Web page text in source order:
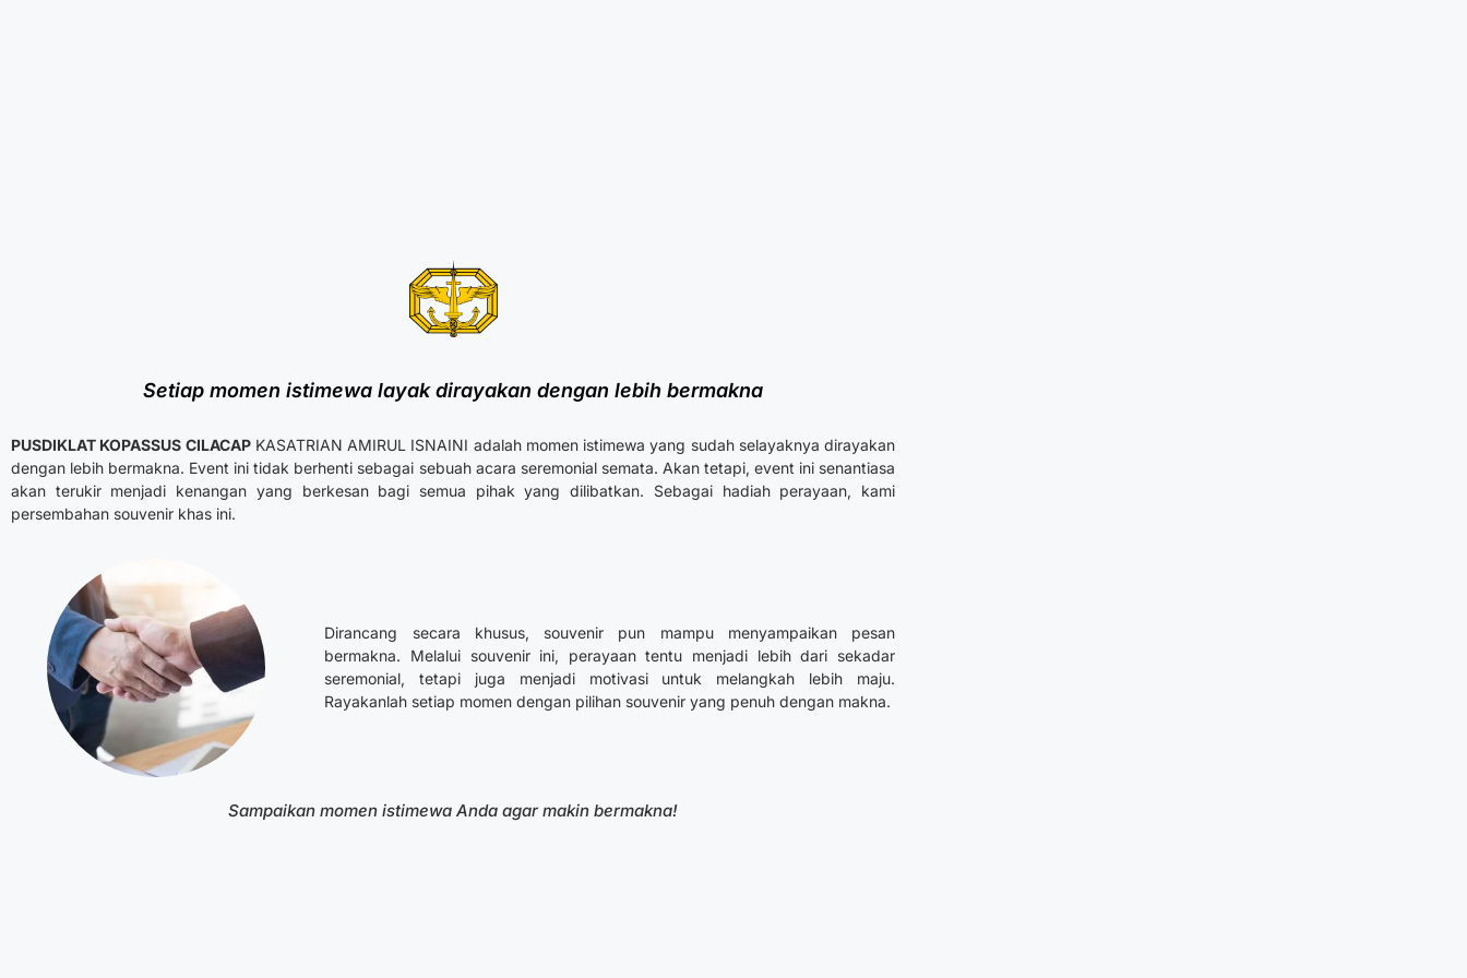
Setiap momen istimewa layak dirayakan dengan lebih bermakna
PUSDIKLAT KOPASSUS CILACAPKASATRIAN AMIRUL ISNAINI adalah momen istimewa yang sudah selayaknya dirayakan
dengan lebih bermakna. Event ini tidak berhenti sebagai sebuah acara seremonial semata. Akan tetapi, event ini senantiasa
akan terukir menjadi kenangan yang berkesan bagi semua pihak yang dilibatkan. Sebagai hadiah perayaan, kami
persembahan souvenir khas ini.
Dirancang secara khusus, souvenir pun mampu menyampaikan pesan
bermakna. Melalui souvenir ini, perayaan tentu menjadi lebih dari sekadar
seremonial, tetapi juga menjadi motivasi untuk melangkah lebih maju.
Rayakanlah setiap momen dengan pilihan souvenir yang penuh dengan makna.
Sampaikan momen istimewa Anda agar makin bermakna!